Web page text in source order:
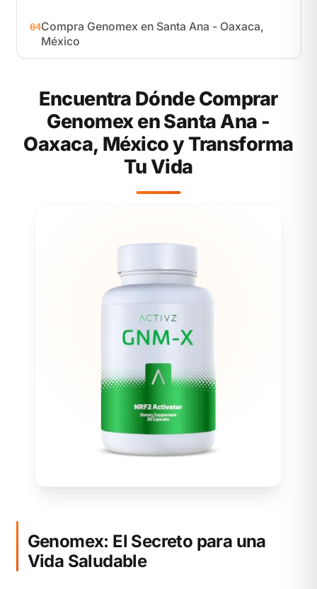
04Compra Genomex en Santa Ana - Oaxaca,
México
Encuentra Dónde Comprar
Genomex en Santa Ana -
Oaxaca, México y Transforma
Tu Vida
Genomex: El Secreto para una
Vida Saludable